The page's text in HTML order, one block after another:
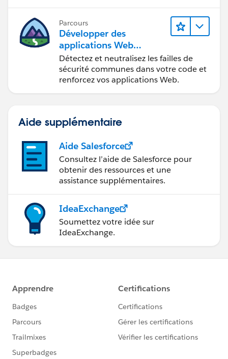
Parcours
Développer des
applications Web
sécurisées
Détectez et neutralisez les failles de
sécurité communes dans votre code et
renforcez vos applications Web.
Aide supplémentaire
Aide Salesforce
Consultez l’aide de Salesforce pour
obtenir des ressources et une
assistance supplémentaires.
IdeaExchange
Soumettez votre idée sur
IdeaExchange.